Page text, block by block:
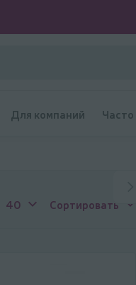
Для компаний
40 Сортировать